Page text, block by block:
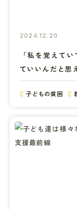
2024.12.20
「私を覚えて
ていいんだと
子どもの貧困